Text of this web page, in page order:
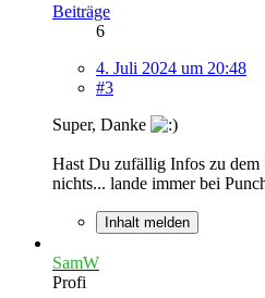
Beiträge
6
4. Juli 2024 um 20:48
#3
Super, Danke
Hast Du zufällig Infos zu dem
nichts... lande immer bei
Inhalt melden
SamW
Profi